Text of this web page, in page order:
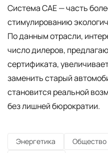
Система CAE — часть
стимулированию
По данным отрасли,
число дилеров,
сертификата,
заменить старый
становится реальной
без лишней бюрократии.
Энергетика Общество